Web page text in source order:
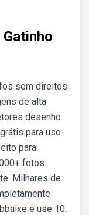
Gatinho
sem direitos
de alta
desenho
para uso
para
fotos
Milhares de
e use 10.